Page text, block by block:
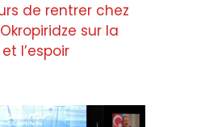
de rentrer chez
sur la
l’espoir